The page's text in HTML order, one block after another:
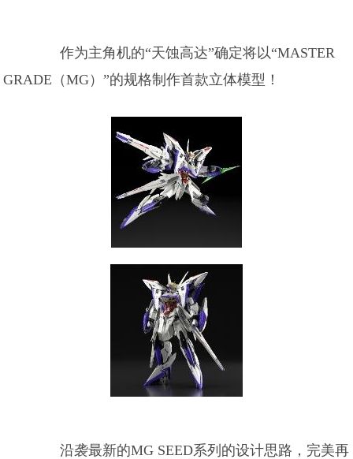
作为主角机的“天蚀高达”确定将以“MASTER
GRADE（MG）”的规格制作首款立体模型！
沿袭最新的MG SEED系列的设计思路，完美再